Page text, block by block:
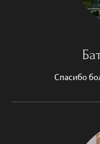
Спасибо